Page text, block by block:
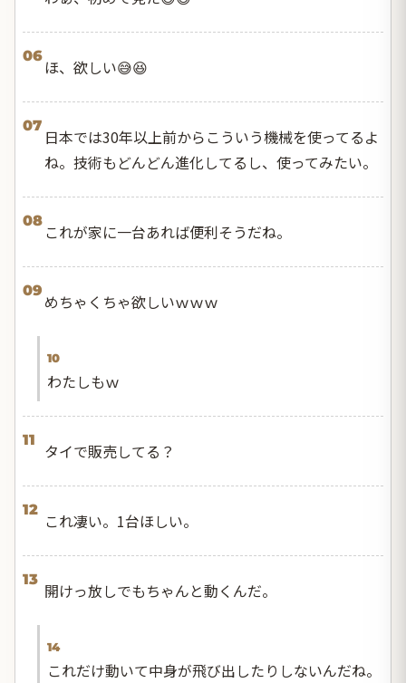
06
ほ、欲しい😅😆
07
日本では30年以上前からこういう機械を使ってるよ
ね。技術もどんどん進化してるし、使ってみたい。
08
これが家に一台あれば便利そうだね。
09
めちゃくちゃ欲しいｗｗｗ
10
わたしもｗ
11
タイで販売してる？
12
これ凄い。1台ほしい。
13
開けっ放しでもちゃんと動くんだ。
14
これだけ動いて中身が飛び出したりしないんだね。